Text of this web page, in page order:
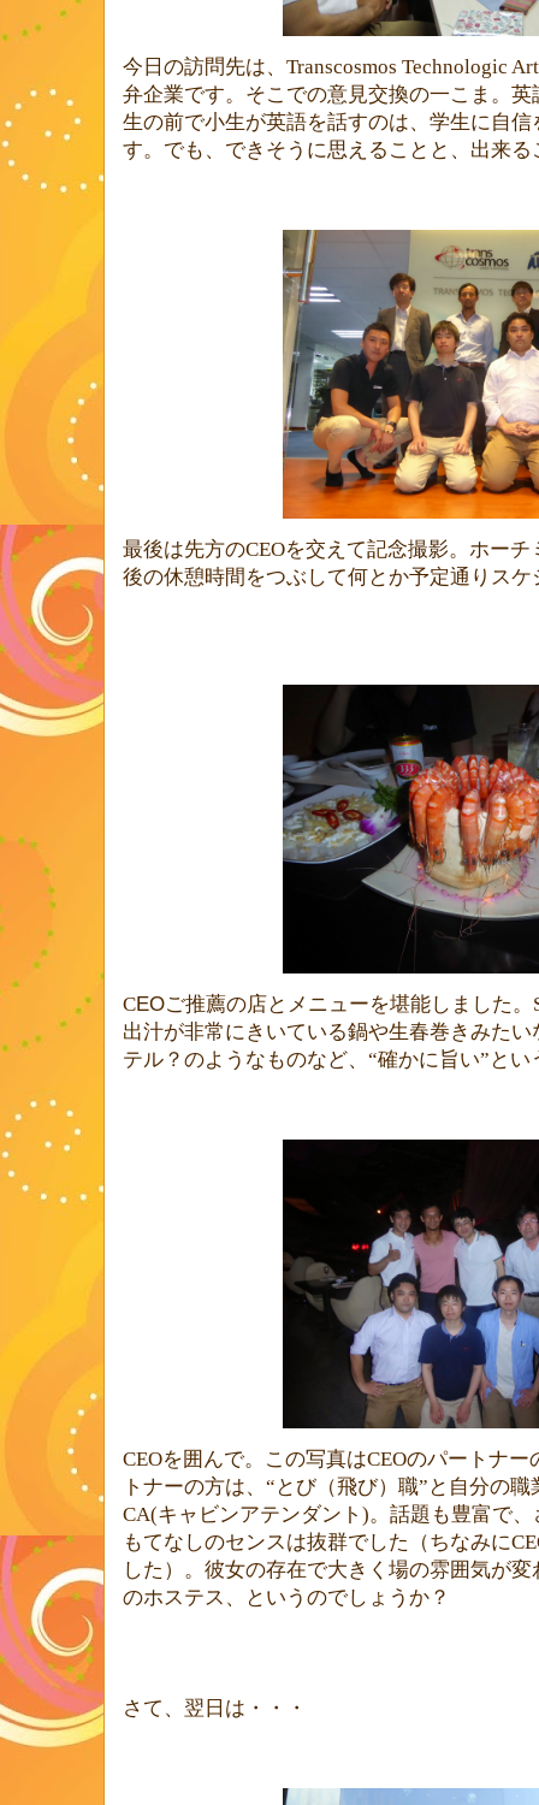
今日の訪問先は、 Transcosmos Technologic
弁企業です。そこでの意見交換の一こま。
生の前で小生が英語を話すのは、学生に自
す。でも、できそうに思えることと、出来
最後は先方のCEOを交えて記念撮影。ホー
後の休憩時間をつぶして何とか予定通りス
CEOご推薦の店とメニューを堪能しました。
出汁が非常にきいている鍋や生春巻きみた
テル？のようなものなど、“確かに旨い”と
CEOを囲んで。この写真はCEOのパートナー
トナーの方は、“とび（飛び）職”と自分の
CA(キャビンアテンダント )。話題も豊富で
もてなしのセンスは抜群でした（ちなみに
した）。彼女の存在で大きく場の雰囲気が
のホステス、というのでしょうか？
さて、翌日は・・・